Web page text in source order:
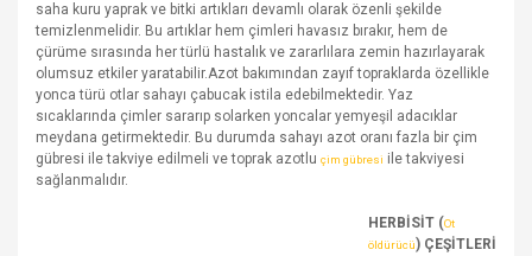
saha kuru yaprak ve bitki artıkları devamlı olarak özenli şekilde
temizlenmelidir. Bu artıklar hem çimleri havasız bırakır, hem de
çürüme sırasında her türlü hastalık ve zararlılara zemin hazırlayarak
olumsuz etkiler yaratabilir.Azot bakımından zayıf topraklarda özellikle
yonca türü otlar sahayı çabucak istila edebilmektedir. Yaz
sıcaklarında çimler sararıp solarken yoncalar yemyeşil adacıklar
meydana getirmektedir. Bu durumda sahayı azot oranı fazla bir çim
gübresi ile takviye edilmeli ve toprak azotlu çim gübresi ile takviyesi
sağlanmalıdır.
HERBİSİT (Ot
öldürücü) ÇEŞİTLERİ